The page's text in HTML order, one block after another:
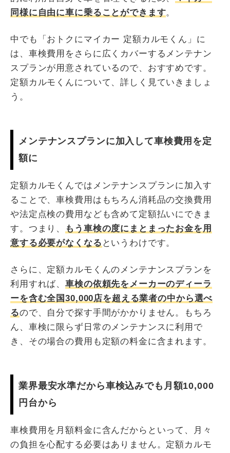
同様に自由に車に乗ることができます。
中でも「おトクにマイカー 定額カルモくん」に
は、車検費用をさらに広くカバーするメンテナン
スプランが用意されているので、おすすめです。
定額カルモくんについて、詳しく見ていきましょ
う。
メンテナンスプランに加入して車検費用を定
額に
定額カルモくんではメンテナンスプランに加入す
ることで、車検費用はもちろん消耗品の交換費用
や法定点検の費用なども含めて定額払いにできま
す。つまり、
もう車検の度にまとまったお金を用
意する必要がなくなる というわけです。
さらに、定額カルモくんのメンテナンスプランを
利用すれば、車検の依頼先をメーカーのディーラ
ーを含む全国30,000店を超える業者の中から選べ
るので、自分で探す手間がかかりません。もちろ
ん、車検に限らず日常のメンテナンスに利用で
き、その場合の費用も定額の料金に含まれます。
業界最安水準だから車検込みでも月額10,000
円台から
車検費用を月額料金に含んだからといって、月々
の負担を心配する必要はありません。定額カルモ